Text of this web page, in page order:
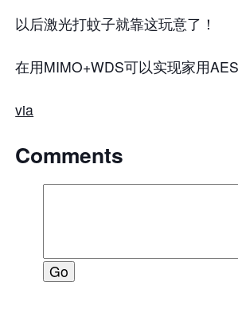
以后激光打蚊子就靠这玩意了！
在用MIMO+WDS可以实现家用
via
Comments